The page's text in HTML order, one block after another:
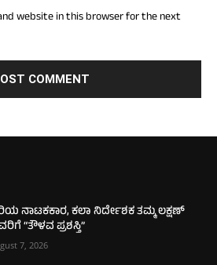
website in this browser for the next
ನಾಟಕಕಾರ, ಕಲಾ ನಿರ್ದೇಶಕ ತಮ್ಮ ಲಕ್ಷಣ್
“ತೌಳವ ಪ್ರಶಸ್ತಿ”
7, 2026